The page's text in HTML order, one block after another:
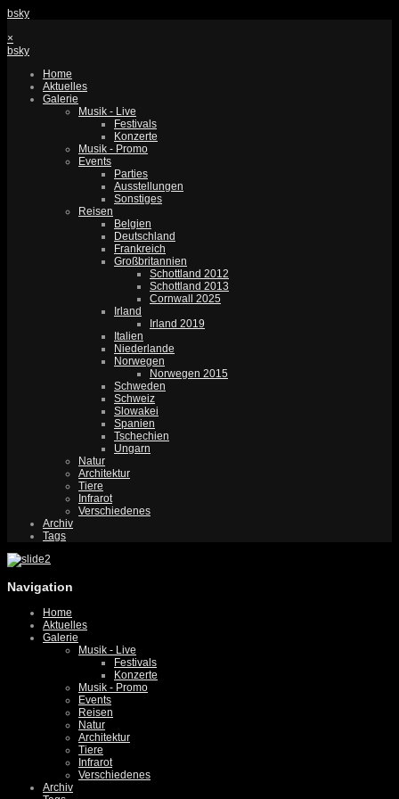
bsky
×
bsky
Home
Aktuelles
Galerie
Musik - Live
Festivals
Konzerte
Musik - Promo
Events
Parties
Ausstellungen
Sonstiges
Reisen
Belgien
Deutschland
Frankreich
Großbritannien
Schottland 2012
Schottland 2013
Cornwall 2025
Irland
Irland 2019
Italien
Niederlande
Norwegen
Norwegen 2015
Schweden
Schweiz
Slowakei
Spanien
Tschechien
Ungarn
Natur
Architektur
Tiere
Infrarot
Verschiedenes
Archiv
Tags
Navigation
Home
Aktuelles
Galerie
Musik - Live
Festivals
Konzerte
Musik - Promo
Events
Reisen
Natur
Architektur
Tiere
Infrarot
Verschiedenes
Archiv